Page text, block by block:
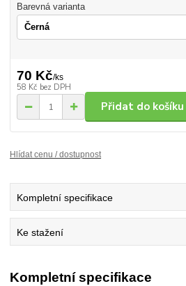
Barevná varianta
70 Kč/ks
58 Kč bez DPH
Přidat do košíku
Hlídat cenu / dostupnost
Kompletní specifikace
Ke stažení
Kompletní specifikace